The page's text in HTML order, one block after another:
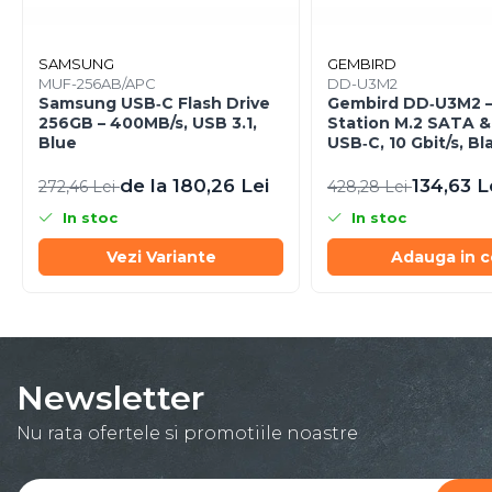
Procesoare Desktop
Stocare
HDD Externe
HDD Interne
SSD Externe
Memorii RAM
Surse de alimentare
Surse de Alimentare PC
Ventilatoare & Sisteme de
SAMSUNG
MUF-256AB/APC
Samsung USB‑C Flash Drive
256GB – 400MB/s, USB 3.1,
Blue
272,46 Leide la 180,26 Lei
In stoc
Vezi Variante
GEMBIRD
DD-U3M2
Gembird DD‑U3M2
Station M.2 SATA
USB‑C, 10 Gbit/s,
428,28 Lei134,63
In stoc
Adauga in
Newsletter
Nu rata ofertele si promotiile noastre